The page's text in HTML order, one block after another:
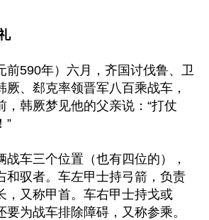
前590年）六月，齐国讨伐鲁、卫
厥、郄克率领晋军八百乘战车，
，韩厥梦见他的父亲说：“打仗
”
战车三个位置（也有四位的），
和驭者。车左甲士持弓箭，负责
，又称甲首。车右甲士持戈或
为战车排除障碍，又称参乘。